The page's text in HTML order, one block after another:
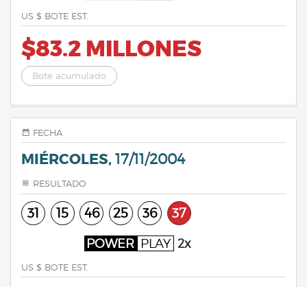
US $ BOTE EST.
$83.2 MILLONES
Bote acumulado
FECHA
MIÉRCOLES, 17/11/2004
RESULTADO
31 15 46 25 36 37
POWER PLAY 2x
US $ BOTE EST.